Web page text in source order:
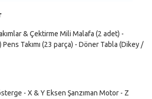
& Çektirme Mili Malafa (2 adet) -
Takımı (23 parça) - Döner Tabla (Dikey /
- X & Y Eksen Şanzıman Motor - Z